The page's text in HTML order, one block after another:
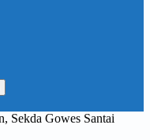
Sekda Gowes Santai